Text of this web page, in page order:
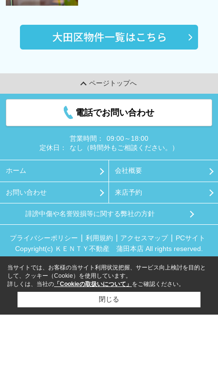
ページトップへ
電話でお問い合わせ
営業時間：
09:00～18:00
定休日：
なし（時間外もご相談ください。）
ホーム 会社概要
お問い合わせ 来店予約
誹謗中傷や名誉毀損等に関する弊社の方針
プライバシーポリシー 利用規約 アクセスマップ
PCサイト
Copyright(c) ＫＥＮＴＹ不動産 蒲田本店 All rights reserved.
当サイトでは、お客様の当サイト利用状況把握、サービス向上検討を目的と
して、クッキー（Cookie）を使用しています。
詳しくは、当社の 「Cookieの取扱いについて」 をご確認ください。
閉じる